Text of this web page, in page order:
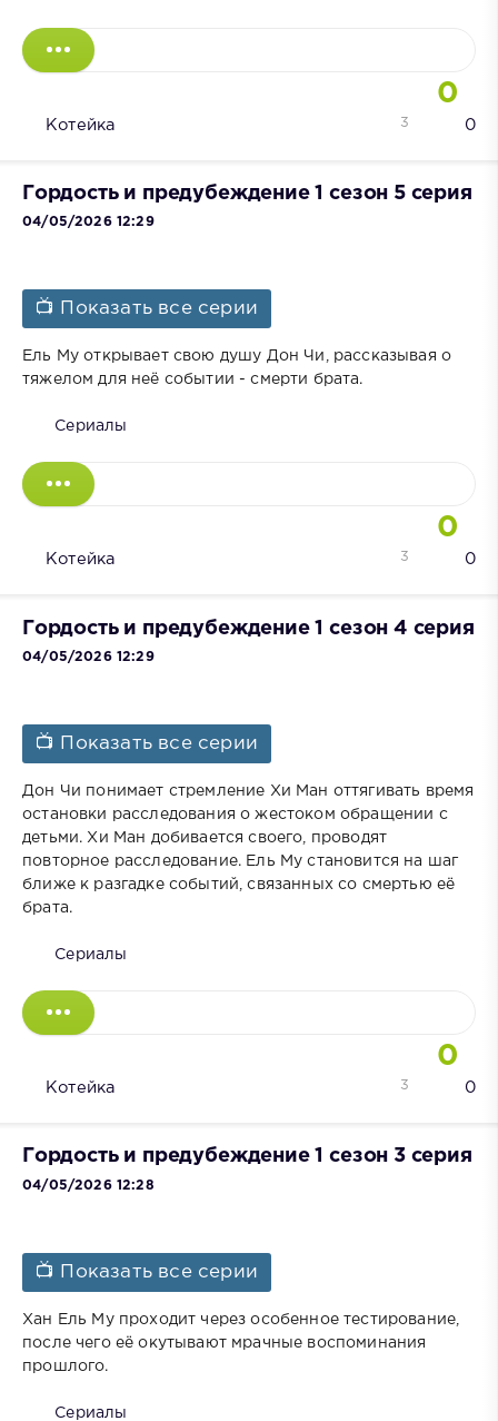
0
Котейка 0
3
Гордость и предубеждение 1 сезон 5 серия
04/05/2026 12:29
📺 Показать все серии
Ель Му открывает свою душу Дон Чи, рассказывая о
тяжелом для неё событии - смерти брата.
Сериалы
0
Котейка 0
3
Гордость и предубеждение 1 сезон 4 серия
04/05/2026 12:29
📺 Показать все серии
Дон Чи понимает стремление Хи Ман оттягивать время
остановки расследования о жестоком обращении с
детьми. Хи Ман добивается своего, проводят
повторное расследование. Ель Му становится на шаг
ближе к разгадке событий, связанных со смертью её
брата.
Сериалы
0
Котейка 0
3
Гордость и предубеждение 1 сезон 3 серия
04/05/2026 12:28
📺 Показать все серии
Хан Ель Му проходит через особенное тестирование,
после чего её окутывают мрачные воспоминания
прошлого.
Сериалы